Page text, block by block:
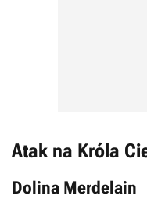
Atak na Króla
Dolina Merdelain